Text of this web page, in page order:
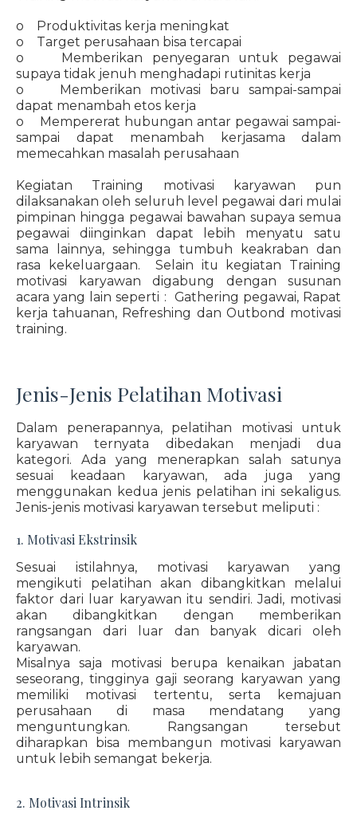
o Produktivitas kerja meningkat
o Target perusahaan bisa tercapai
o Memberikan penyegaran untuk pegawai
supaya tidak jenuh menghadapi rutinitas kerja
o Memberikan motivasi baru sampai-sampai
dapat menambah etos kerja
o Mempererat hubungan antar pegawai sampai-
sampai dapat menambah kerjasama dalam
memecahkan masalah perusahaan
Kegiatan Training motivasi karyawan pun
dilaksanakan oleh seluruh level pegawai dari mulai
pimpinan hingga pegawai bawahan supaya semua
pegawai diinginkan dapat lebih menyatu satu
sama lainnya, sehingga tumbuh keakraban dan
rasa kekeluargaan. Selain itu kegiatan Training
motivasi karyawan digabung dengan susunan
acara yang lain seperti : Gathering pegawai, Rapat
kerja tahuanan, Refreshing dan Outbond motivasi
training.
Jenis-Jenis Pelatihan Motivasi
Dalam penerapannya, pelatihan motivasi untuk
karyawan ternyata dibedakan menjadi dua
kategori. Ada yang menerapkan salah satunya
sesuai keadaan karyawan, ada juga yang
menggunakan kedua jenis pelatihan ini sekaligus.
Jenis-jenis motivasi karyawan tersebut meliputi :
1. Motivasi Ekstrinsik
Sesuai istilahnya, motivasi karyawan yang
mengikuti pelatihan akan dibangkitkan melalui
faktor dari luar karyawan itu sendiri. Jadi, motivasi
akan dibangkitkan dengan memberikan
rangsangan dari luar dan banyak dicari oleh
karyawan.
Misalnya saja motivasi berupa kenaikan jabatan
seseorang, tingginya gaji seorang karyawan yang
memiliki motivasi tertentu, serta kemajuan
perusahaan di masa mendatang yang
menguntungkan. Rangsangan tersebut
diharapkan bisa membangun motivasi karyawan
untuk lebih semangat bekerja.
2. Motivasi Intrinsik